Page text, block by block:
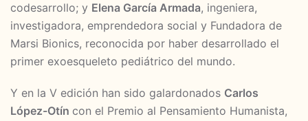
codesarrollo; y Elena García Armada, ingeniera,
investigadora, emprendedora social y Fundadora de
Marsi Bionics, reconocida por haber desarrollado el
primer exoesqueleto pediátrico del mundo.
Y en la V edición han sido galardonados Carlos
López-Otín con el Premio al Pensamiento Humanista,